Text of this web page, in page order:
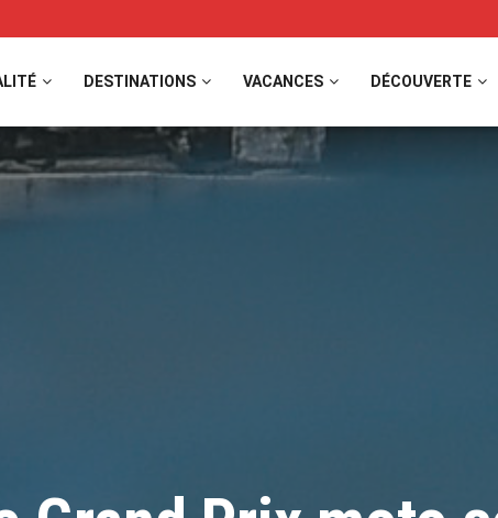
DESTINATIONS VACANCES DÉCOUVERTE